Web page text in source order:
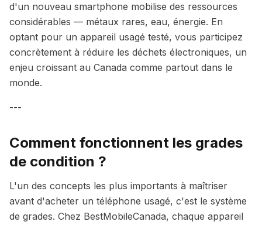
d'un nouveau smartphone mobilise des ressources
considérables — métaux rares, eau, énergie. En
optant pour un appareil usagé testé, vous participez
concrètement à réduire les déchets électroniques, un
enjeu croissant au Canada comme partout dans le
monde.
---
Comment fonctionnent les grades
de condition ?
L'un des concepts les plus importants à maîtriser
avant d'acheter un téléphone usagé, c'est le système
de grades. Chez BestMobileCanada, chaque appareil